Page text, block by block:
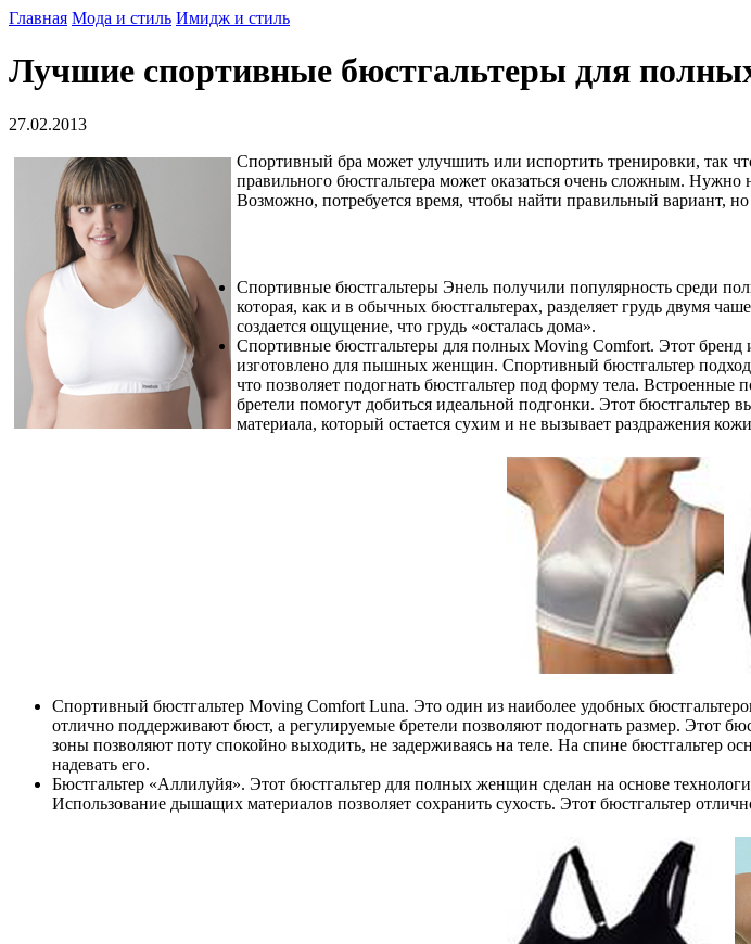
Главная Мода и стиль Имидж и стиль
Лучшие спортивные бюстгальтеры для
27.02.2013
Спортивный бра может улучшить или испортить тренировки, так
правильного бюстгальтера может оказаться очень сложным.
Возможно, потребуется время, чтобы найти правильный вариант,
Спортивные бюстгальтеры Энель получили популярность среди
которая, как и в обычных бюстгальтерах, разделяет грудь двумя
создается ощущение, что грудь «осталась дома».
Спортивные бюстгальтеры для полных Moving Comfort. Этот
изготовлено для пышных женщин. Спортивный бюстгальтер
что позволяет подогнать бюстгальтер под форму тела.
бретели помогут добиться идеальной подгонки. Этот
материала, который остается сухим и не вызывает раздражения
Спортивный бюстгальтер Moving Comfort Luna. Это один из наиболее удобных
отлично поддерживают бюст, а регулируемые бретели позволяют подогнать размер. Этот
зоны позволяют поту спокойно выходить, не задерживаясь на теле. На спине бюстгальтер
надевать его.
Бюстгальтер «Аллилуйя». Этот бюстгальтер для полных женщин сделан на основе
Использование дышащих материалов позволяет сохранить сухость. Этот бюстгальтер